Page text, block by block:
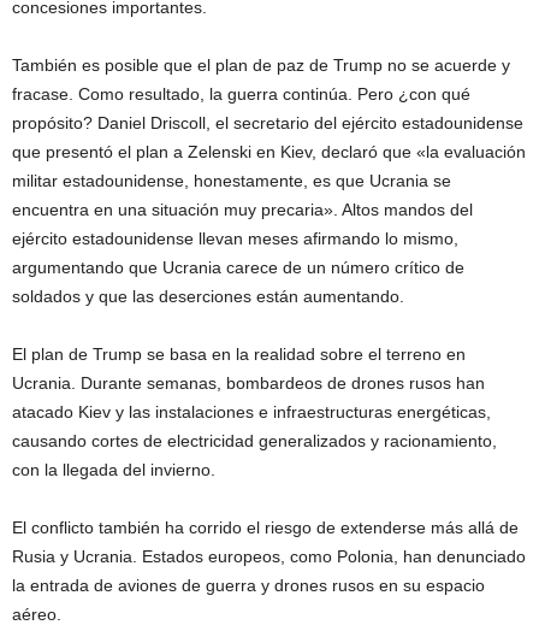
concesiones importantes.
También es posible que el plan de paz de Trump no se acuerde y
fracase. Como resultado, la guerra continúa. Pero ¿con qué
propósito? Daniel Driscoll, el secretario del ejército estadounidense
que presentó el plan a Zelenski en Kiev, declaró que «la evaluación
militar estadounidense, honestamente, es que Ucrania se
encuentra en una situación muy precaria». Altos mandos del
ejército estadounidense llevan meses afirmando lo mismo,
argumentando que Ucrania carece de un número crítico de
soldados y que las deserciones están aumentando.
El plan de Trump se basa en la realidad sobre el terreno en
Ucrania. Durante semanas, bombardeos de drones rusos han
atacado Kiev y las instalaciones e infraestructuras energéticas,
causando cortes de electricidad generalizados y racionamiento,
con la llegada del invierno.
El conflicto también ha corrido el riesgo de extenderse más allá de
Rusia y Ucrania. Estados europeos, como Polonia, han denunciado
la entrada de aviones de guerra y drones rusos en su espacio
aéreo.